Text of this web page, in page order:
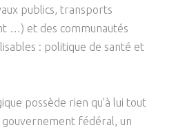
publics, transports
…) et des communautés
: politique de santé et
possède rien qu’à lui tout
fédéral, un